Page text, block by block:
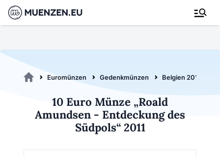
Euromünzen Gedenkmünzen Belgien 2011
10 Euro Münze „Roald
Amundsen - Entdeckung des
Südpols“ 2011